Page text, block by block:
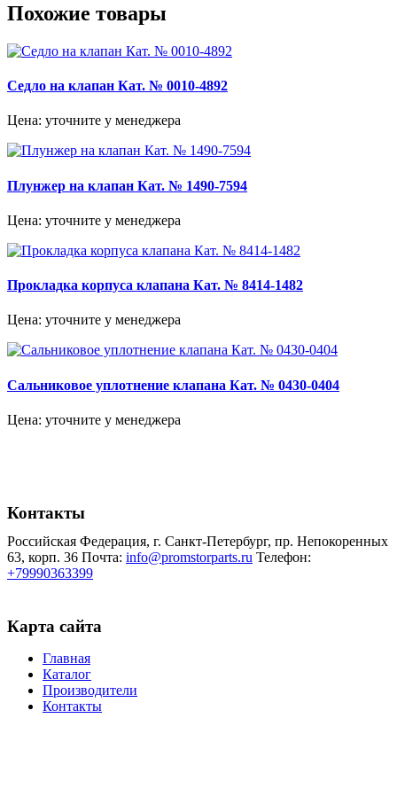
Похожие товары
Седло на клапан Кат. № 0010-4892
Цена: уточните у менеджера
Плунжер на клапан Кат. № 1490-7594
Цена: уточните у менеджера
Прокладка корпуса клапана Кат. № 8414-1482
Цена: уточните у менеджера
Сальниковое уплотнение клапана Кат. № 0430-0404
Цена: уточните у менеджера
Контакты
Российская Федерация, г. Санкт-Петербург, пр. Непокоренных
63, корп. 36 Почта: info@promstorparts.ru Телефон:
+79990363399
Карта сайта
Главная
Каталог
Производители
Контакты